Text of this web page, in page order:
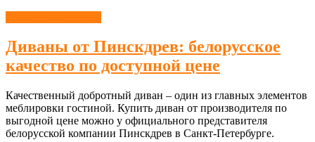
Диваны от Пинскдрев: белорусское
качество по доступной цене
Качественный добротный диван – один из главных элементов
меблировки гостиной. Купить диван от производителя по
выгодной цене можно у официального представителя
белорусской компании Пинскдрев в Санкт-Петербурге.